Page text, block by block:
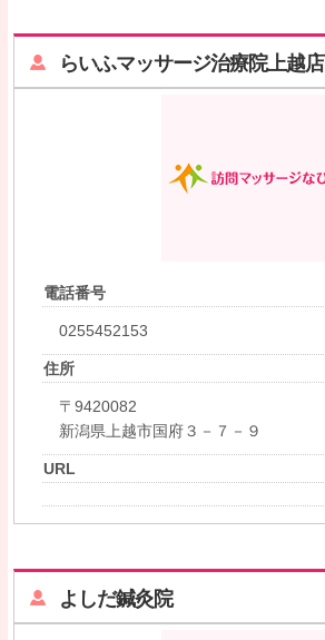
らいふマッサージ治療院上越店
電話番号
0255452153
住所
〒9420082
新潟県上越市国府３－７－９
URL
よしだ鍼灸院